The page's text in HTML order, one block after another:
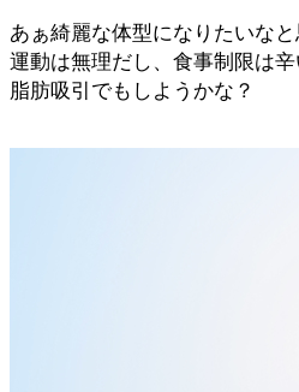
あぁ綺麗な体型になりたいなと
運動は無理だし、食事制限は辛
脂肪吸引でもしようかな？